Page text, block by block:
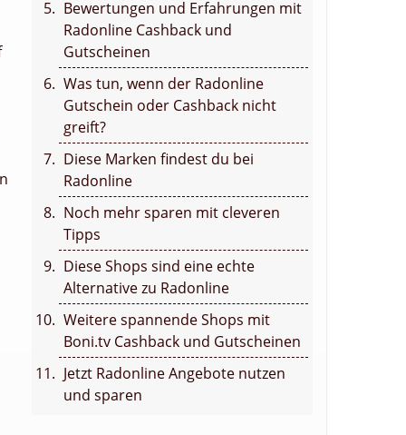
Bewertungen und Erfahrungen mit
Radonline Cashback und
Gutscheinen
Was tun, wenn der Radonline
Gutschein oder Cashback nicht
greift?
Diese Marken findest du bei
Radonline
Noch mehr sparen mit cleveren
Tipps
Diese Shops sind eine echte
Alternative zu Radonline
Weitere spannende Shops mit
Boni.tv Cashback und Gutscheinen
Jetzt Radonline Angebote nutzen
und sparen